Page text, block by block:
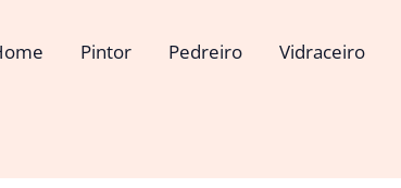
Pintor Pedreiro Vidraceiro